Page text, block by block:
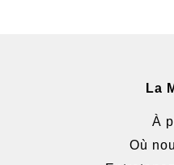
La
À
Où